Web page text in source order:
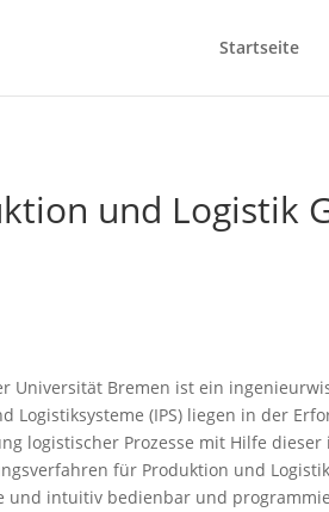
Startseite
und Logistik
Universität Bremen ist ein
Logistiksysteme (IPS) liegen in der
logistischer Prozesse mit Hilfe
für Produktion und
intuitiv bedienbar und